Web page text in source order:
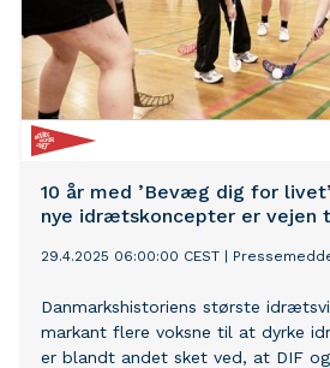
10 år med ’Bevæg dig for
nye idrætskoncepter er vejen
29.4.2025 06:00:00 CEST
Danmarkshistoriens største
markant flere voksne til at dyrke
er blandt andet sket ved, at DIF